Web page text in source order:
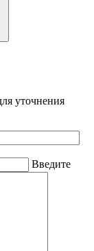
уточнения
Введите